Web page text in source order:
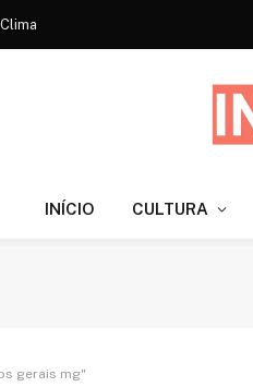
Clima
INÍCIO CULTURA
gerais mg"